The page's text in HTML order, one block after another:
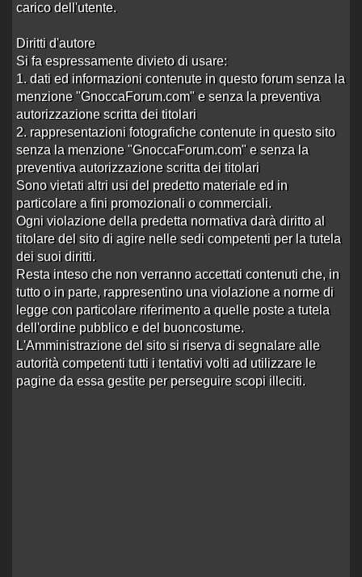
Aperto daLuigipazzo69
0 risposte
484 visite
Nessuna risposta
Karola, bellissima cilena, Providencia S
Aperto daLuigipazzo69alle 10:57 del 11/09/24
0 risposte
422 visite
Nessuna risposta
Sofia, culone venezuelano, sesso selvagg
Aperto daLuigipazzo69alle 09:53 del 22/08/24
0 risposte
463 visite
Nessuna risposta
Daniela, Santiago del Cile.
Aperto da alle 09:43 del 17/07/24
0 risposte
434 visite
Nessuna risposta
Info Escortnews
Aperto daSfingealle 12:38 del 12/06/24
0 risposte
Nessuna risposta
carico dell'utente.
Diritti d'autore
Si fa espressamente divieto di usare:
1. dati ed informazioni contenute in questo forum senza la
menzione "GnoccaForum.com" e senza la preventiva
autorizzazione scritta dei titolari
2. rappresentazioni fotografiche contenute in questo sito
senza la menzione "GnoccaForum.com" e senza la
preventiva autorizzazione scritta dei titolari
Sono vietati altri usi del predetto materiale ed in
particolare a fini promozionali o commerciali.
Ogni violazione della predetta normativa darà diritto al
titolare del sito di agire nelle sedi competenti per la tutela
dei suoi diritti.
Resta inteso che non verranno accettati contenuti che, in
tutto o in parte, rappresentino una violazione a norme di
legge con particolare riferimento a quelle poste a tutela
dell'ordine pubblico e del buoncostume.
L'Amministrazione del sito si riserva di segnalare alle
autorità competenti tutti i tentativi volti ad utilizzare le
pagine da essa gestite per perseguire scopi illeciti.